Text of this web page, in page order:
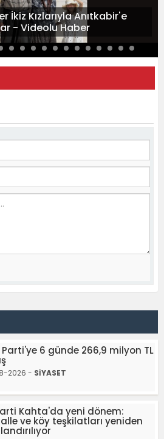
İkiz Kızlarıyla Anıtkabir'e
- Videolu Haber
Parti'ye 6 günde 266,9 milyon TL
2026 - SİYASET
Kahta'da yeni dönem:
ve köy teşkilatları yeniden